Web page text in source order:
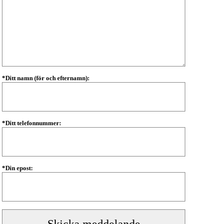
*Ditt namn (för och efternamn):
*Ditt telefonnummer:
*Din epost: